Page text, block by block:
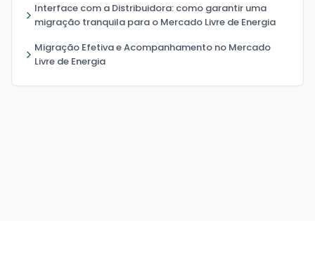
Interface com a Distribuidora: como garantir uma
migração tranquila para o Mercado Livre de Energia
Migração Efetiva e Acompanhamento no Mercado
Livre de Energia